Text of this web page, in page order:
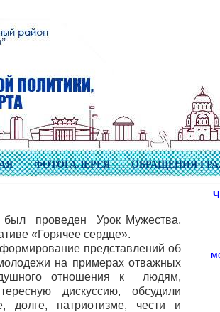
ФОТОГАЛЕРЕЯ ОБРАЩЕНИЯ
проведен Урок Мужества,
«Горячее сердце».
представлений об
на примерах отважных
отношения к людям,
дискуссию, обсудили
долге, патриотизме, чести и